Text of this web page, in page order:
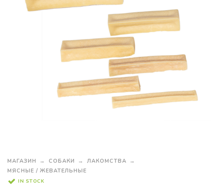
МАГАЗИН СОБАКИ
ЛАКОМСТВА
МЯСНЫЕ / ЖЕВАТЕЛЬНЫЕ
IN STOCK